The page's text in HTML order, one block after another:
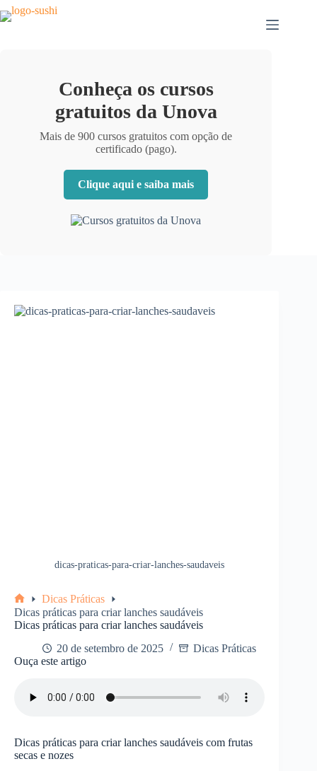
Pular
para
Conheça os cursos
gratuitos da Unova
Mais de 900 cursos gratuitos com opção de
certificado (pago).
Clique aqui e saiba mais
dicas-praticas-para-criar-lanches-saudaveis
Home
Dicas Práticas
Dicas práticas para criar lanches saudáveis
Dicas práticas para criar lanches saudáveis
20 de setembro de 2025
Dicas Práticas
Ouça este artigo
Dicas práticas para criar lanches saudáveis com frutas
secas e nozes